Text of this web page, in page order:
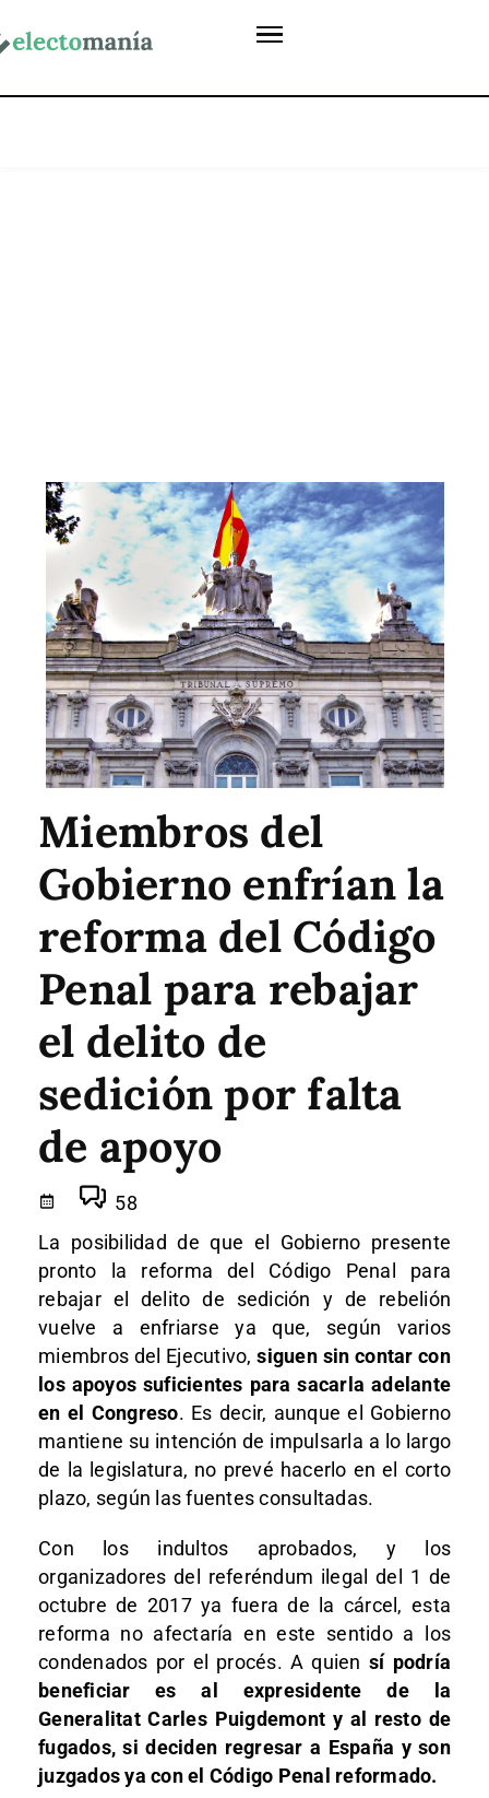
Miembros del
Gobierno enfrían la
reforma del Código
Penal para rebajar
el delito de
sedición por falta
de apoyo
58
La posibilidad de que el Gobierno presente
pronto la reforma del Código Penal para
rebajar el delito de sedición y de rebelión
vuelve a enfriarse ya que, según varios
miembros del Ejecutivo,siguen sin contar con
los apoyos suficientes para sacarla adelante
en el Congreso. Es decir, aunque el Gobierno
mantiene su intención de impulsarla a lo largo
de la legislatura, no prevé hacerlo en el corto
plazo, según las fuentes consultadas.
Con los indultos aprobados, y los
organizadores del referéndum ilegal del 1 de
octubre de 2017 ya fuera de la cárcel, esta
reforma no afectaría en este sentido a los
condenados por el procés. A quien sí podría
beneficiar es al expresidente de la
Generalitat Carles Puigdemont y al resto de
fugados, si deciden regresar a España y son
juzgados ya con el Código Penal reformado.